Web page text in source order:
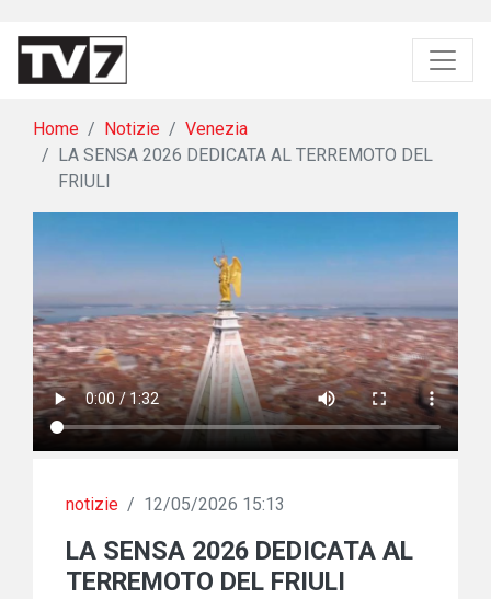
Home Notizie
Venezia
LA SENSA 2026 DEDICATA AL TERREMOTO DEL
FRIULI
notizie / 12/05/2026 15:13
LA SENSA 2026 DEDICATA AL
TERREMOTO DEL FRIULI